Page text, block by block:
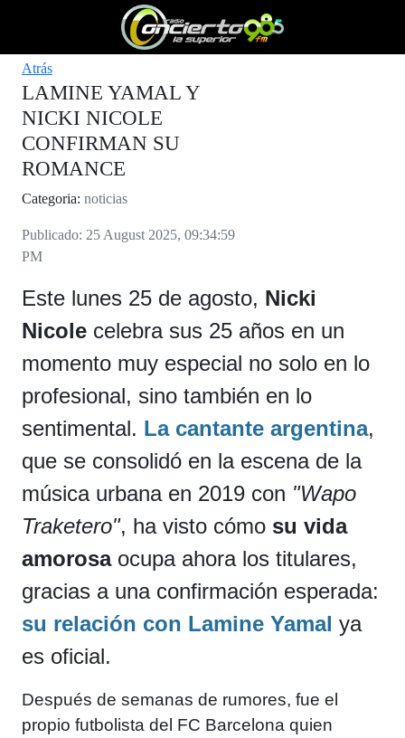
Atrás
LAMINE YAMAL Y
NICKI NICOLE
CONFIRMAN SU
ROMANCE
Categoria: noticias
Publicado: 25 August 2025, 09:34:59
PM
Este lunes 25 de agosto, Nicki
Nicole celebra sus 25 años en un
momento muy especial no solo en lo
profesional, sino también en lo
sentimental. La cantante argentina,
que se consolidó en la escena de la
música urbana en 2019 con "Wapo
Traketero", ha visto cómo su vida
amorosaocupa ahora los titulares,
gracias a una confirmación esperada:
su relación con Lamine Yamal ya
es oficial.
Después de semanas de rumores, fue el
propio futbolista del FC Barcelona quien